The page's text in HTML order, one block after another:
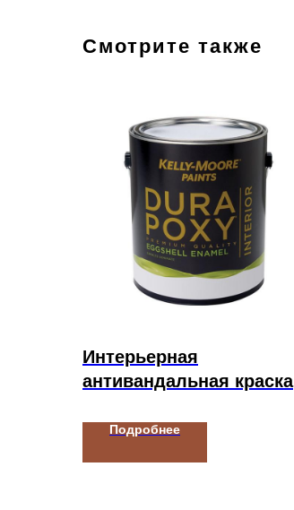
Смотрите также
Интерьерная
антивандальная краска
DURAPOXY INTERIOR
Подробнее